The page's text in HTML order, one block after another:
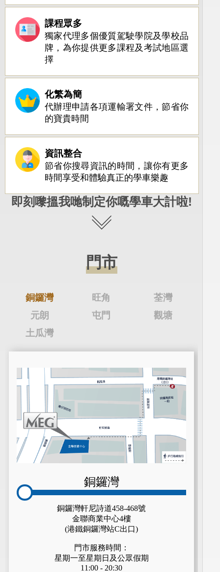
課程眾多
獨家代理多個優質駕駛學院及學校品
牌，為你提供更多課程及考試地區選
擇
化繁為簡
代辦理申請各項運輸署文件，節省你
的寶貴時間
資訊整合
節省你搜尋資訊的時間，讓你有更多
時間享受和體驗真正的學車樂趣
即刻嚟搵我哋制定你嘅學車大計啦!
門市